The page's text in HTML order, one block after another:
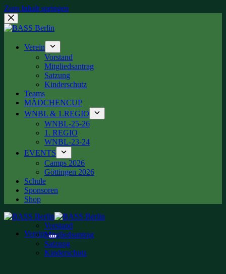
Zum Inhalt springen
Verein
Vorstand
Mitgliedsantrag
Satzung
Kinderschutz
Teams
MÄDCHENCUP
WNBL & 1.REGIO
WNBL-25-26
1. REGIO
WNBL-23-24
EVENTS
Camps 2026
Göttingen 2026
Schule
Sponsoren
Shop
Verein
Vorstand
Mitgliedsantrag
Satzung
Kinderschutz